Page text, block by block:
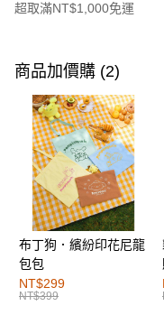
超取滿NT$1,000免運
信用卡一次付款
購物金
超商取貨付款
LINE Pay
街口支付
運送方式
全家取貨付款
每筆NT$60，滿
商品加價購 (2)
布丁狗．繽紛印花尼龍
包包
NT$299
NT$399